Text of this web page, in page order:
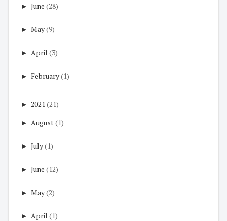
► June (28)
► May(9)
► April (3)
► February(1)
► 2021(21)
► August(1)
► July(1)
► June (12)
► May(2)
► April (1)